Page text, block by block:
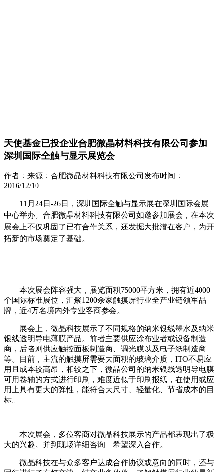
天使基金已投企业合肥微晶材料科技有限公司参加
深圳国际全触与显示展览会
作者： 来源： 合肥微晶材料科技有限公司 发布时间：
2016/12/10
1 1月24日-26日，深圳国际全触与显示展在深圳国际会展
中心举办。合肥微晶材料科技有限公司如邀参加展会，在本次
展会上不仅巩固了已有合作关系，还发掘大批潜在客户，为开
拓新的市场奠定了基础。
本次展会阵容强大 ，展览面积75000平方米，拥有近4000
个国际标准展位，汇聚1200余家触摸屏行业全产业链领军品
牌，近4万名境内外专业客商参会。
展会上， 微晶科技展示了不同规格的纳米银线墨水及纳米
银线透明导电薄膜产品。 前者主要供应涂布业者或设备制造
商，后者则 供应触控面板制造商、调光膜以及电子纸制造商
等。
目前 ，主流的触摸屏需要大面积的玻璃介质， ITO不易应
用且成本较高昂，相较之下，微晶公司的纳米银线透明导电膜
可用卷轴的方式进行印刷， 难度近似于印刷报纸 ，在使用或应
用上具有更大的弹性，能符合大尺寸、轻量化、节省成本的目
标。
本次展会，多位客商对微晶科技展示的产品都表现出了极
大的兴趣。并到现场详细咨询，希望深入合作。
微晶科技在与众多客户达成合作协议或意向的同时，还与